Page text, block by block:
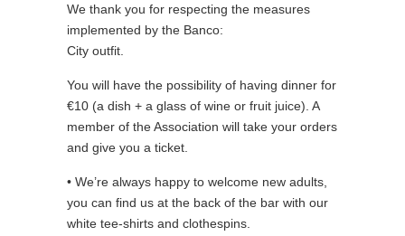
We thank you for respecting the measures
implemented by the Banco:
City outfit.
You will have the possibility of having dinner for
€10 (a dish + a glass of wine or fruit juice). A
member of the Association will take your orders
and give you a ticket.
• We’re always happy to welcome new adults,
you can find us at the back of the bar with our
white tee-shirts and clothespins.